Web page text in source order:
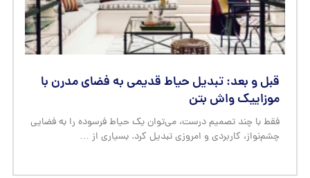
قبل و بعد: تبدیل حیاط قدیمی به فضای مدرن با
موزاییک واش بتن
فقط با چند تصمیم درست، می‌توان یک حیاط فرسوده را به فضایی
چشم‌نواز، کاربردی و امروزی تبدیل کرد. بسیاری از …